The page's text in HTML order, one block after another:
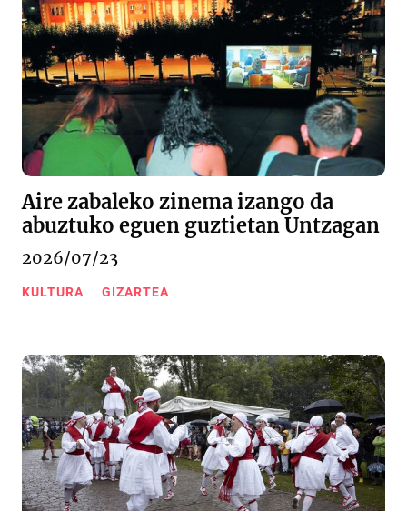
Aire zabaleko zinema izango da
abuztuko eguen guztietan Untzagan
2026/07/23
KULTURA GIZARTEA